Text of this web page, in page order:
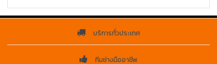
บริการทั่วประเทศ
ทีมช่างมืออาชีพ